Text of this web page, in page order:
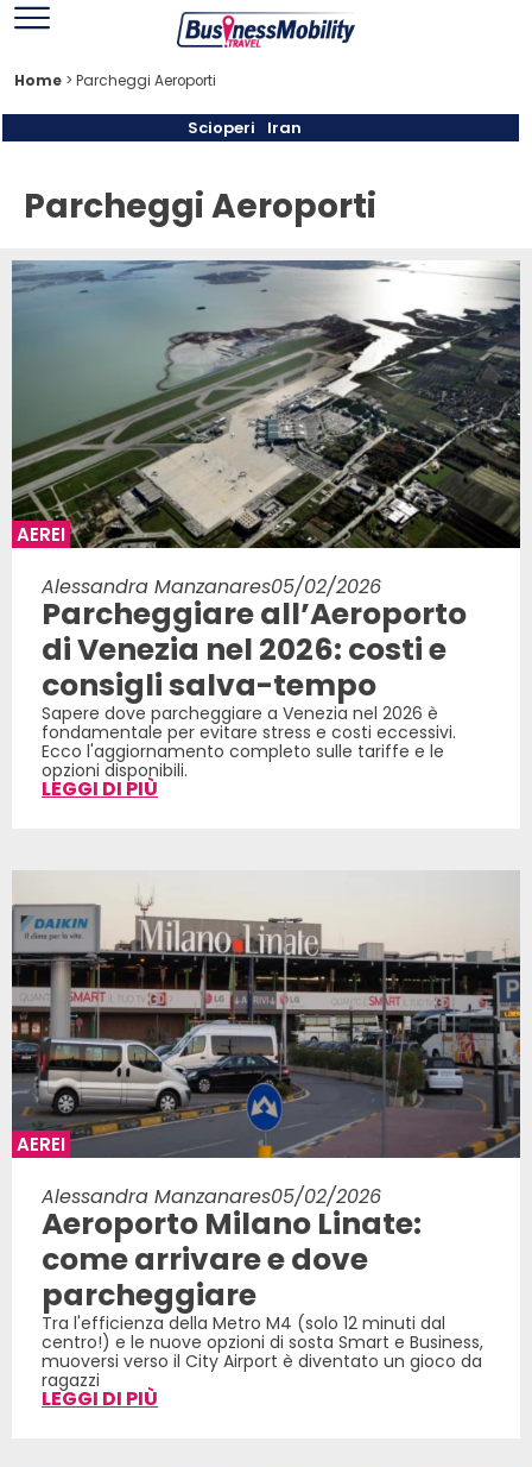
Home > Parcheggi Aeroporti
Scioperi Iran
Parcheggi Aeroporti
AEREI
Alessandra Manzanares05/02/2026
Parcheggiare all’Aeroporto
di Venezia nel 2026: costi e
consigli salva-tempo
Sapere dove parcheggiare a Venezia nel 2026 è
fondamentale per evitare stress e costi eccessivi.
Ecco l'aggiornamento completo sulle tariffe e le
opzioni disponibili.
LEGGI DI PIÙ
AEREI
Alessandra Manzanares05/02/2026
Aeroporto Milano Linate:
come arrivare e dove
parcheggiare
Tra l'efficienza della Metro M4 (solo 12 minuti dal
centro!) e le nuove opzioni di sosta Smart e Business,
muoversi verso il City Airport è diventato un gioco da
ragazzi
LEGGI DI PIÙ